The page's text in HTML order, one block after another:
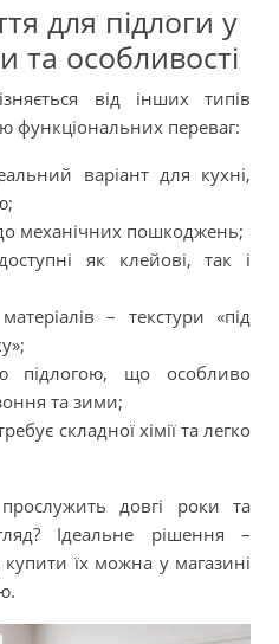
для підлоги у
та особливості
від інших типів
функціональних переваг:
варіант для кухні,
до механічних пошкоджень;
як клейові, так і
– текстури «під
підлогою, що особливо
та зими;
складної хімії та легко
довгі роки та
Ідеальне рішення –
купити їх можна у магазині